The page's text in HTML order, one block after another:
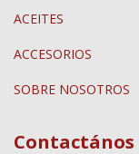
ACEITES
ACCESORIOS
SOBRE NOSOTROS
Contactános